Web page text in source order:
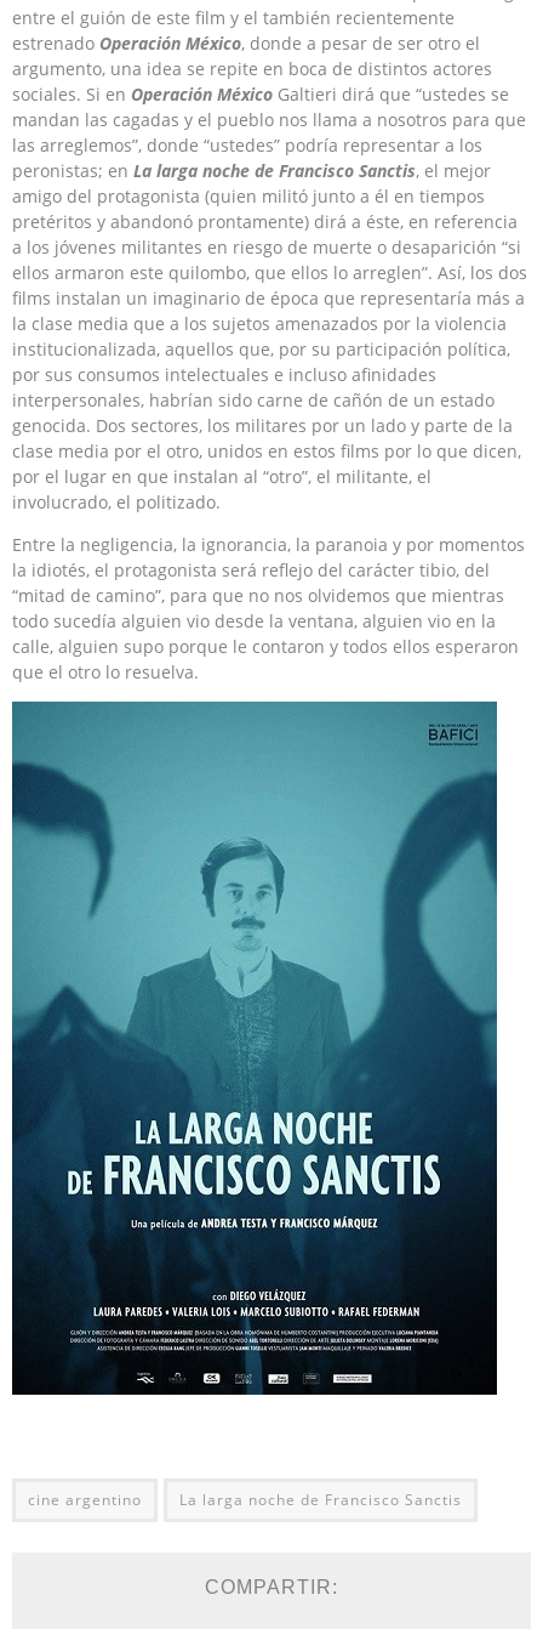
entre el guión de este film y el también recientemente
estrenado Operación México, donde a pesar de ser otro el
argumento, una idea se repite en boca de distintos actores
sociales. Si en Operación México Galtieri dirá que “ustedes se
mandan las cagadas y el pueblo nos llama a nosotros para que
las arreglemos”, donde “ustedes” podría representar a los
peronistas; en La larga noche de Francisco Sanctis, el mejor
amigo del protagonista (quien militó junto a él en tiempos
pretéritos y abandonó prontamente) dirá a éste, en referencia
a los jóvenes militantes en riesgo de muerte o desaparición “si
ellos armaron este quilombo, que ellos lo arreglen”. Así, los dos
films instalan un imaginario de época que representaría más a
la clase media que a los sujetos amenazados por la violencia
institucionalizada, aquellos que, por su participación política,
por sus consumos intelectuales e incluso afinidades
interpersonales, habrían sido carne de cañón de un estado
genocida. Dos sectores, los militares por un lado y parte de la
clase media por el otro, unidos en estos films por lo que dicen,
por el lugar en que instalan al “otro”, el militante, el
involucrado, el politizado.
Entre la negligencia, la ignorancia, la paranoia y por momentos
la idiotés, el protagonista será reflejo del carácter tibio, del
“mitad de camino”, para que no nos olvidemos que mientras
todo sucedía alguien vio desde la ventana, alguien vio en la
calle, alguien supo porque le contaron y todos ellos esperaron
que el otro lo resuelva.
cine argentino La larga noche de Francisco Sanctis
COMPARTIR: